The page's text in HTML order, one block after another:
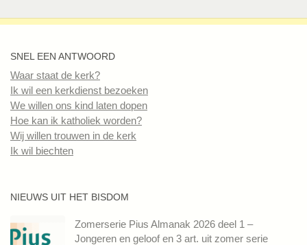
SNEL EEN ANTWOORD
Waar staat de kerk?
Ik wil een kerkdienst bezoeken
We willen ons kind laten dopen
Hoe kan ik katholiek worden?
Wij willen trouwen in de kerk
Ik wil biechten
NIEUWS UIT HET BISDOM
Zomerserie Pius Almanak 2026 deel 1 –
Jongeren en geloof en 3 art. uit zomer serie